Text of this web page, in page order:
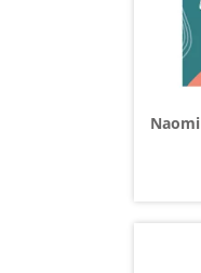
Naomi